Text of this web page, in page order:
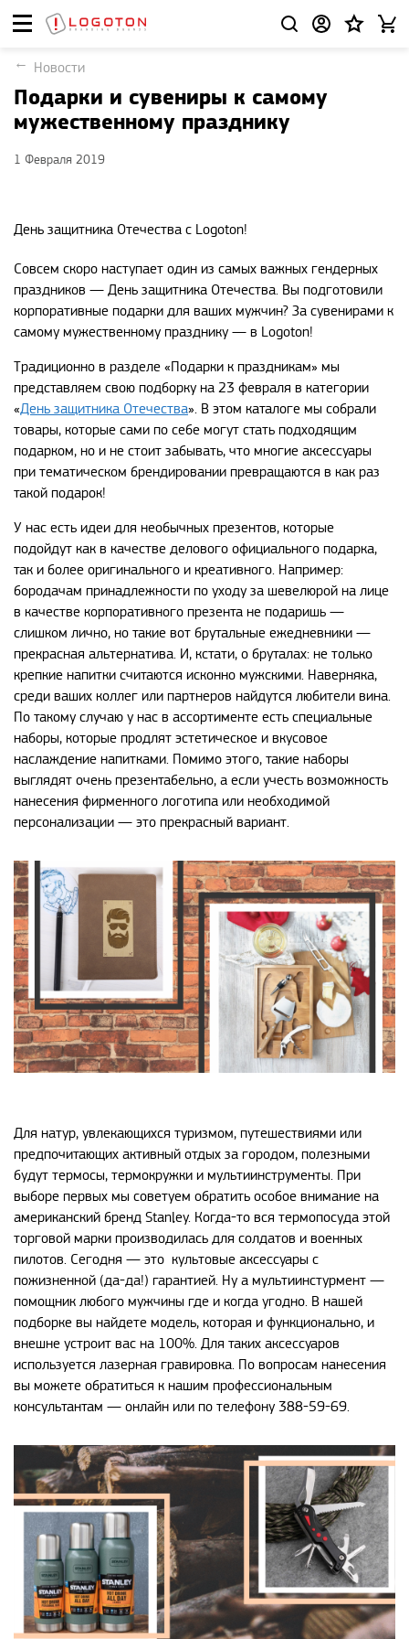
Новости
Подарки и сувениры к самому
мужественному празднику
1 Февраля 2019
День защитника Отечества с Logoton!
Совсем скоро наступает один из самых важных гендерных
праздников — День защитника Отечества. Вы подготовили
корпоративные подарки для ваших мужчин? За сувенирами к
самому мужественному празднику — в Logoton!
Традиционно в разделе «Подарки к праздникам» мы
представляем свою подборку на 23 февраля в категории
«День защитника Отечества». В этом каталоге мы собрали
товары, которые сами по себе могут стать подходящим
подарком, но и не стоит забывать, что многие аксессуары
при тематическом брендировании превращаются в как раз
такой подарок!
У нас есть идеи для необычных презентов, которые
подойдут как в качестве делового официального подарка,
так и более оригинального и креативного. Например:
бородачам принадлежности по уходу за шевелюрой на лице
в качестве корпоративного презента не подаришь —
слишком лично, но такие вот брутальные ежедневники —
прекрасная альтернатива. И, кстати, о бруталах: не только
крепкие напитки считаются исконно мужскими. Наверняка,
среди ваших коллег или партнеров найдутся любители вина.
По такому случаю у нас в ассортименте есть специальные
наборы, которые продлят эстетическое и вкусовое
наслаждение напитками. Помимо этого, такие наборы
выглядят очень презентабельно, а если учесть возможность
нанесения фирменного логотипа или необходимой
персонализации — это прекрасный вариант.
Для натур, увлекающихся туризмом, путешествиями или
предпочитающих активный отдых за городом, полезными
будут термосы, термокружки и мультиинструменты. При
выборе первых мы советуем обратить особое внимание на
американский бренд Stanley. Когда-то вся термопосуда этой
торговой марки производилась для солдатов и военных
пилотов. Сегодня — это культовые аксессуары с
пожизненной (да-да!) гарантией. Ну а мультиинстурмент —
помощник любого мужчины где и когда угодно. В нашей
подборке вы найдете модель, которая и функционально, и
внешне устроит вас на 100%. Для таких аксессуаров
используется лазерная гравировка. По вопросам нанесения
вы можете обратиться к нашим профессиональным
консультантам — онлайн или по телефону 388-59-69.